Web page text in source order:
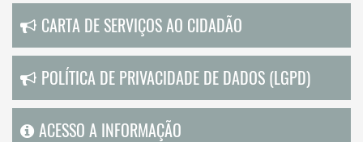
CARTA DE SERVIÇOS AO CIDADÃO
POLÍTICA DE PRIVACIDADE DE DADOS (LGPD)
ACESSO A INFORMAÇÃO